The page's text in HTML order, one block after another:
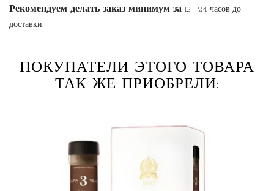
Рекомендуем делать заказ минимум за 12 - 24 часов до
доставки.
ПОКУПАТЕЛИ ЭТОГО ТОВАРА
ТАК ЖЕ ПРИОБРЕЛИ: